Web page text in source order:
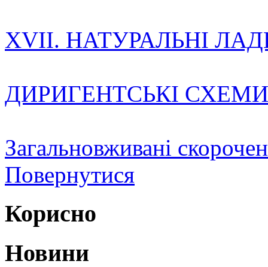
XVII. НАТУРАЛЬНІ
ДИРИГЕНТСЬКІ СХЕМИ
Загальновживані
Повернутися
Корисно
Новини